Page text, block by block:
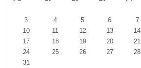
3
4 5 6 7
10
11 12 13 14
17
18 19 20 21
24
25 26 27 28
31